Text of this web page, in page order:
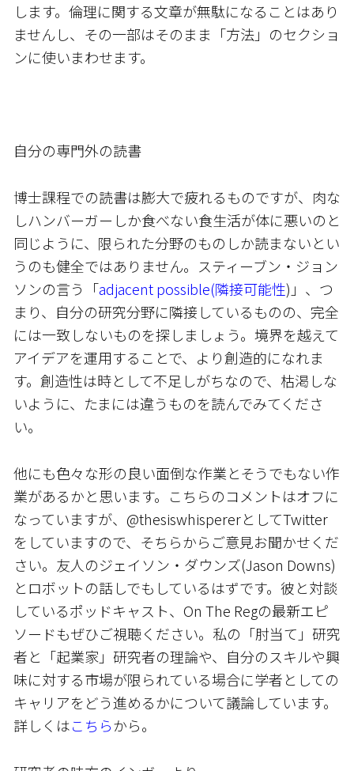
します。倫理に関する文章が無駄になることはあり
ませんし、その一部はそのまま「方法」のセクショ
ンに使いまわせます。
自分の専門外の読書
博士課程での読書は膨大で疲れるものですが、肉な
しハンバーガーしか食べない食生活が体に悪いのと
同じように、限られた分野のものしか読まないとい
うのも健全ではありません。スティーブン・ジョン
ソンの言う「adjacent possible(隣接可能性)」、つ
まり、自分の研究分野に隣接しているものの、完全
には一致しないものを探しましょう。境界を越えて
アイデアを運用することで、より創造的になれま
す。創造性は時として不足しがちなので、枯渇しな
いように、たまには違うものを読んでみてくださ
い。
他にも色々な形の良い面倒な作業とそうでもない作
業があるかと思います。こちらのコメントはオフに
なっていますが、@thesiswhispererとしてTwitter
をしていますので、そちらからご意見お聞かせくだ
さい。友人のジェイソン・ダウンズ(Jason Downs)
とロボットの話しでもしているはずです。彼と対談
しているポッドキャスト、On The Regの最新エピ
ソードもぜひご視聴ください。私の「肘当て」研究
者と「起業家」研究者の理論や、自分のスキルや興
味に対する市場が限られている場合に学者としての
キャリアをどう進めるかについて議論しています。
詳しくはこちらから。